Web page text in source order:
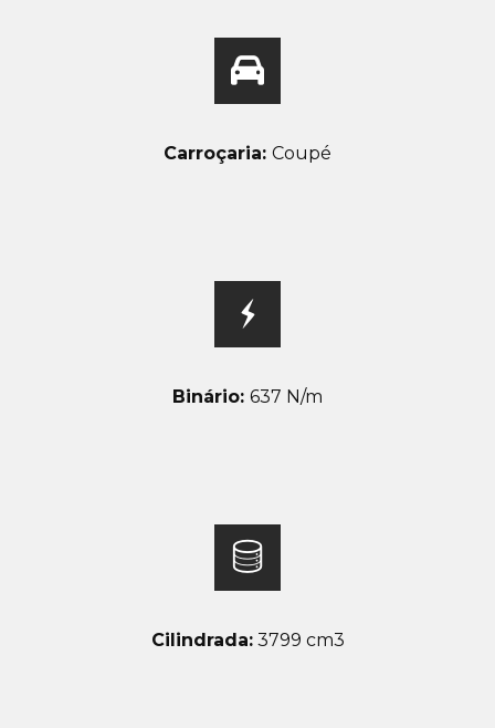
Carroçaria: Coupé
Binário: 637 N/m
Cilindrada:3799 cm3